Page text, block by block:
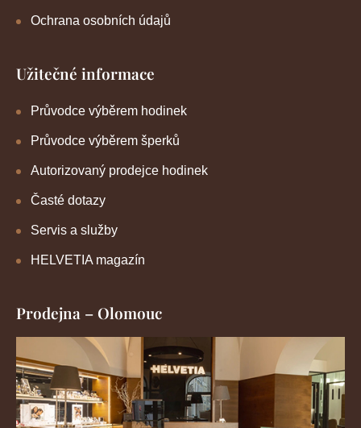
Ochrana osobních údajů
Užitečné informace
Průvodce výběrem hodinek
Průvodce výběrem šperků
Autorizovaný prodejce hodinek
Časté dotazy
Servis a služby
HELVETIA magazín
Prodejna – Olomouc